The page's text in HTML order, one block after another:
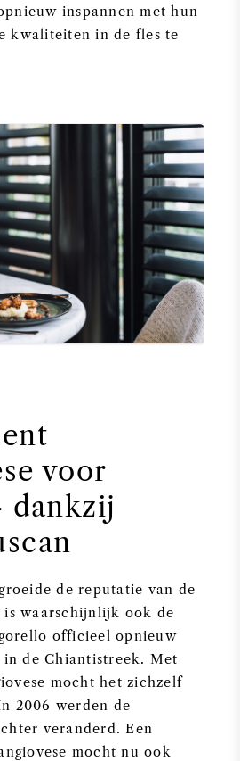
inspannen met hun
kwaliteiten in de fles te
voor
dankzij
de reputatie van de
waarschijnlijk ook de
officieel opnieuw
in de Chiantistreek. Met
mocht het zichzelf
2006 werden de
veranderd. Een
mocht nu ook